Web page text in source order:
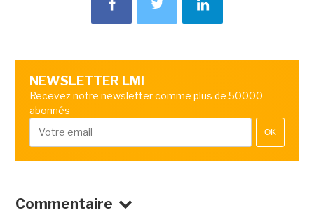
NEWSLETTER LMI
Recevez notre newsletter comme plus de 50000
abonnés
OK
Commentaire